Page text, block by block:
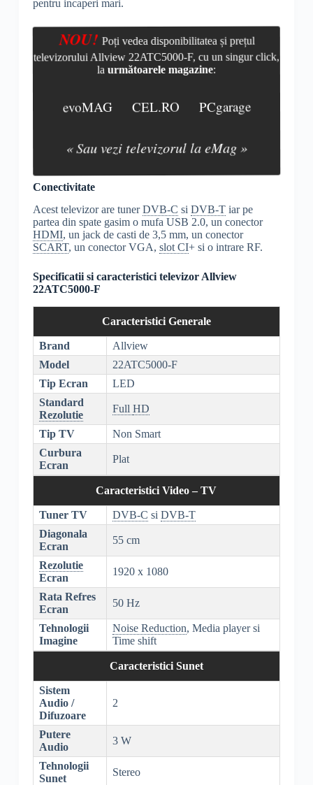
pentru incaperi mari.
NOU! Poți vedea disponibilitatea și prețul
televizorului Allview 22ATC5000-F, cu un singur click,
la următoarele magazine:
evoMAG CEL.RO PCgarage
« Sau vezi televizorul la eMag »
Conectivitate
Acest televizor are tunerDVB-C si DVB-Tiar pe
partea din spate gasim o mufa USB 2.0, un conector
HDMI, un jack de casti de 3,5 mm, un conector
SCART, un conector VGA, slot CI+ si o intrare RF.
Specificatii si caracteristici televizor Allview
22ATC5000-F
Caracteristici Generale
Brand
Allview
Model
22ATC5000-F
Tip Ecran
LED
Standard
Rezolutie
Full HD
Tip TV
Non Smart
Curbura
Ecran
Plat
Caracteristici Video – TV
Tuner TV DVB-C si DVB-T
Diagonala
Ecran
55 cm
Rezolutie
Ecran
1920 x 1080
Rata Refres
Ecran
50 Hz
Tehnologii
Imagine
Noise Reduction, Media player si
Time shift
Caracteristici Sunet
Sistem
Audio /
Difuzoare
2
Putere
Audio
3 W
Tehnologii
Sunet
Stereo